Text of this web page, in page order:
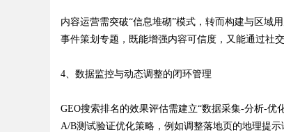
内容运营需突破“信息堆砌”模式，转而构建与区域
事件策划专题，既能增强内容可信度，又能通过社
4、数据监控与动态调整的闭环管理
GEO搜索排名的效果评估需建立“数据采集-分析-
A/B测试验证优化策略，例如调整落地页的地理提